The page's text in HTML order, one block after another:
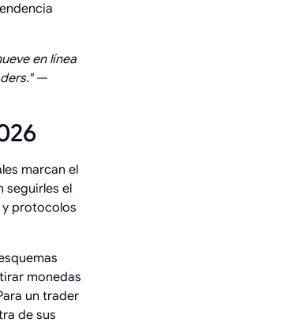
en línea
—
marcan el
seguirles el
y protocolos
monedas
un trader
de sus